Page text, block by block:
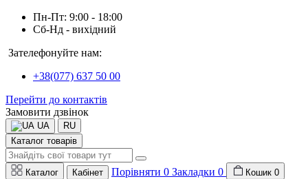
Пн-Пт: 9:00 - 18:00
Сб-Нд - вихідний
Зателефонуйте нам:
+38(077) 637 50 00
Перейти до контактів
Замовити дзвінок
UA
RU
Каталог товарів
Каталог Кабінет Порівняти 0 Закладки 0 Кошик 0